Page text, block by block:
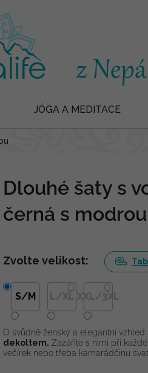
JÓGA A MEDITACE
Dlouhé šaty s
černá s modrou
Zvolte velikost:
S/M L/XL XXL/3XL
O svůdně ženský a elegantní vzhled
dekoltem. Zazáříte s nimi při
večírek nebo třeba kamarádčinu